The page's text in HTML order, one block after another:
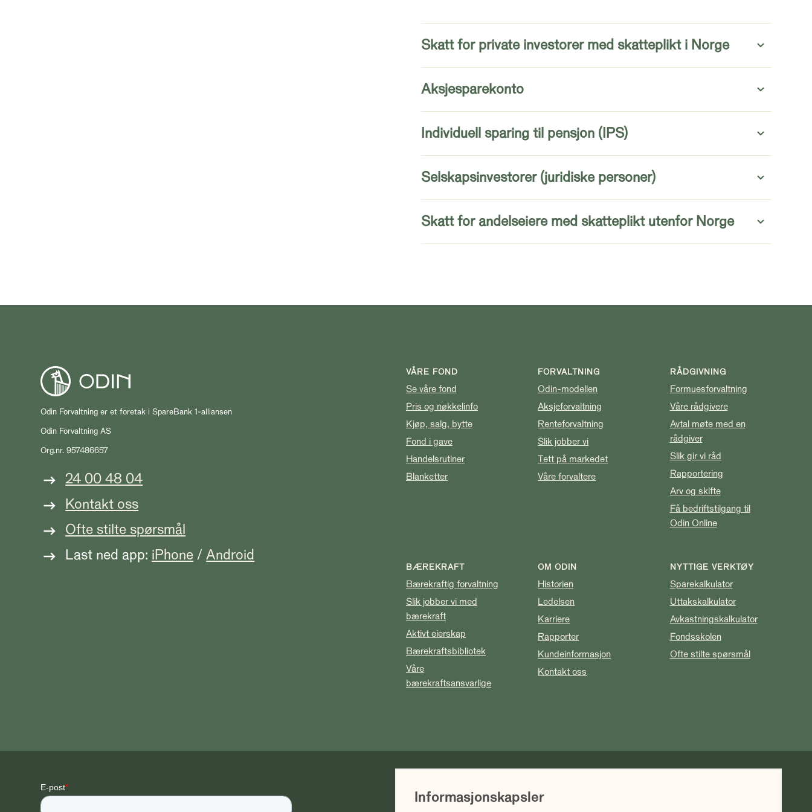
Skatt for private investorer med skatteplikt i Norge
Aksjesparekonto
Individuell sparing til pensjon (IPS)
Selskapsinvestorer (juridiske personer)
Skatt for andelseiere med skatteplikt utenfor Norge
Odin Forvaltning er et foretak i SpareBank 1-alliansen
Odin Forvaltning AS
Org.nr. 957486657
24 00 48 04
Kontakt oss
Ofte stilte spørsmål
Last ned app: iPhone /Android
VÅRE FOND
Se våre fond
Pris og nøkkelinfo
Kjøp, salg, bytte
Fond i gave
Handelsrutiner
Blanketter
FORVALTNING
Odin-modellen
Aksjeforvaltning
Renteforvaltning
Slik jobber vi
Tett på markedet
Våre forvaltere
RÅDGIVNING
Formuesforvaltning
Våre rådgivere
Avtal møte med en
rådgiver
Slik gir vi råd
Rapportering
Arv og skifte
Få bedriftstilgang til
Odin Online
BÆREKRAFT
Bærekraftig forvaltning
Slik jobber vi med
bærekraft
Aktivt eierskap
Bærekraftsbibliotek
Våre
bærekraftsansvarlige
OM ODIN
Historien
Ledelsen
Karriere
Rapporter
Kundeinformasjon
Kontakt oss
NYTTIGE VERKTØY
Sparekalkulator
Uttakskalkulator
Avkastningskalkulator
Fondsskolen
Ofte stilte spørsmål
Vi gjør oppmerksom på at historisk avkastning ikke er noen garanti for fremtidig
avkastning. Fremtidig avkastning vil blant annet avhenge av markedsutviklingen, forvalters
Informasjonskapsler